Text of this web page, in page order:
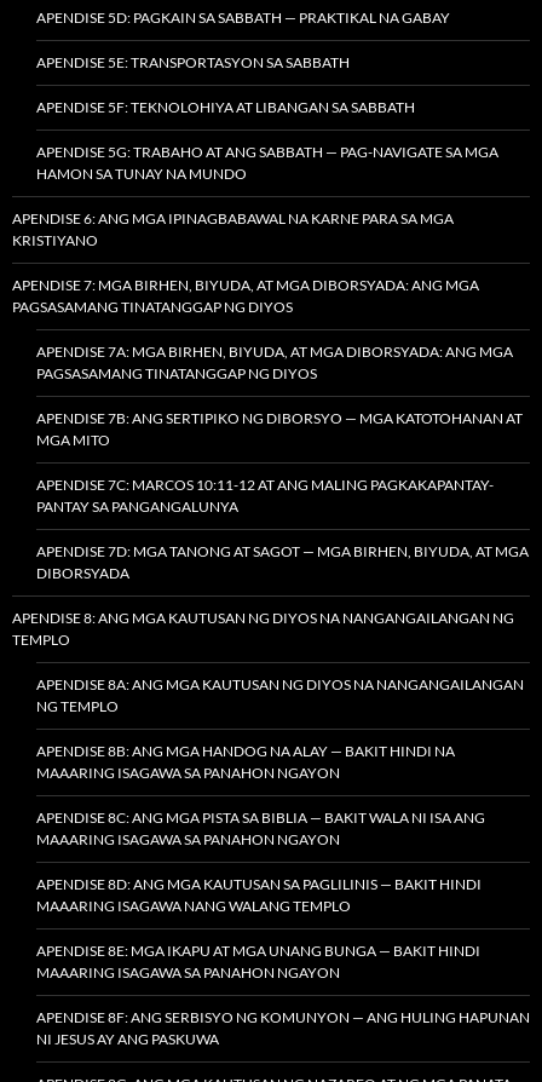
APENDISE 5D: PAGKAIN SA SABBATH — PRAKTIKAL NA GABAY
APENDISE 5E: TRANSPORTASYON SA SABBATH
APENDISE 5F: TEKNOLOHIYA AT LIBANGAN SA SABBATH
APENDISE 5G: TRABAHO AT ANG SABBATH — PAG-NAVIGATE SA MGA
HAMON SA TUNAY NA MUNDO
APENDISE 6: ANG MGA IPINAGBABAWAL NA KARNE PARA SA MGA
KRISTIYANO
APENDISE 7: MGA BIRHEN, BIYUDA, AT MGA DIBORSYADA: ANG MGA
PAGSASAMANG TINATANGGAP NG DIYOS
APENDISE 7A: MGA BIRHEN, BIYUDA, AT MGA DIBORSYADA: ANG MGA
PAGSASAMANG TINATANGGAP NG DIYOS
APENDISE 7B: ANG SERTIPIKO NG DIBORSYO — MGA KATOTOHANAN AT
MGA MITO
APENDISE 7C: MARCOS 10:11-12 AT ANG MALING PAGKAKAPANTAY-
PANTAY SA PANGANGALUNYA
APENDISE 7D: MGA TANONG AT SAGOT — MGA BIRHEN, BIYUDA, AT MGA
DIBORSYADA
APENDISE 8: ANG MGA KAUTUSAN NG DIYOS NA NANGANGAILANGAN NG
TEMPLO
APENDISE 8A: ANG MGA KAUTUSAN NG DIYOS NA NANGANGAILANGAN
NG TEMPLO
APENDISE 8B: ANG MGA HANDOG NA ALAY — BAKIT HINDI NA
MAAARING ISAGAWA SA PANAHON NGAYON
APENDISE 8C: ANG MGA PISTA SA BIBLIA — BAKIT WALA NI ISA ANG
MAAARING ISAGAWA SA PANAHON NGAYON
APENDISE 8D: ANG MGA KAUTUSAN SA PAGLILINIS — BAKIT HINDI
MAAARING ISAGAWA NANG WALANG TEMPLO
APENDISE 8E: MGA IKAPU AT MGA UNANG BUNGA — BAKIT HINDI
MAAARING ISAGAWA SA PANAHON NGAYON
APENDISE 8F: ANG SERBISYO NG KOMUNYON — ANG HULING HAPUNAN
NI JESUS AY ANG PASKUWA